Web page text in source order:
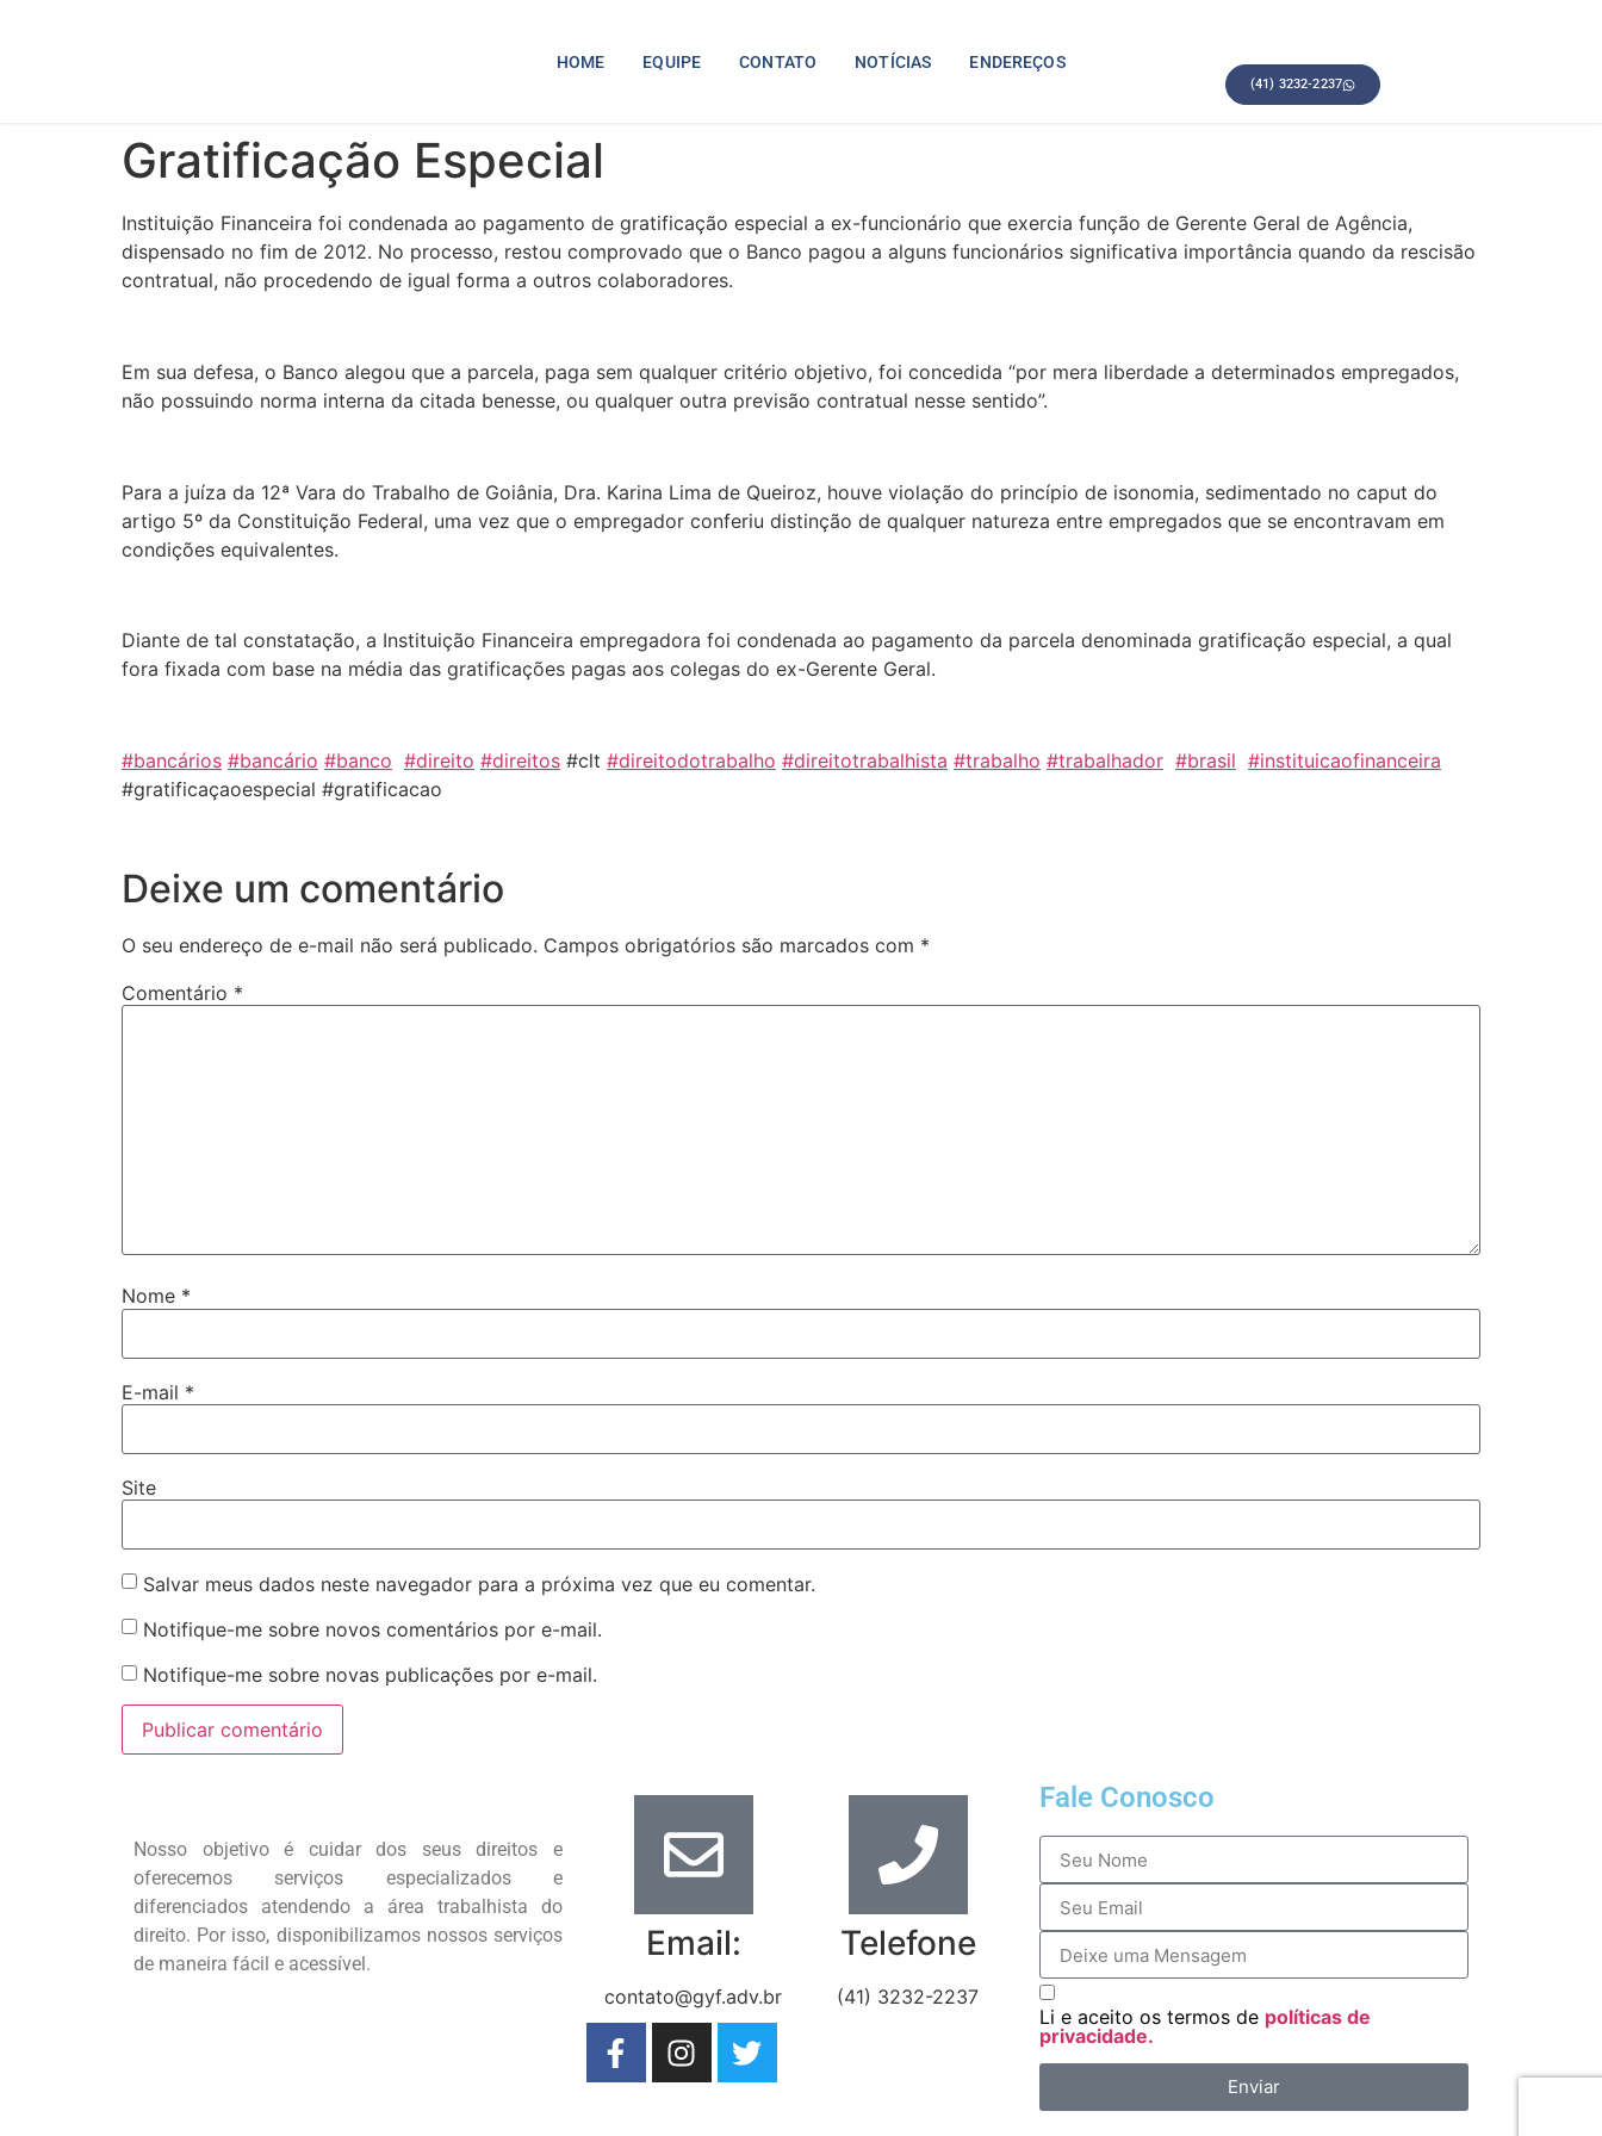
HOME EQUIPE CONTATO NOTÍCIAS ENDEREÇOS
(41) 3232-2237
Gratificação Especial
Instituição Financeira foi condenada ao pagamento de gratificação especial a ex-funcionário que exercia função de Gerente Geral de Agência,
dispensado no fim de 2012. No processo, restou comprovado que o Banco pagou a alguns funcionários significativa importância quando da rescisão
contratual, não procedendo de igual forma a outros colaboradores.
Em sua defesa, o Banco alegou que a parcela, paga sem qualquer critério objetivo, foi concedida “por mera liberdade a determinados empregados,
não possuindo norma interna da citada benesse, ou qualquer outra previsão contratual nesse sentido”.
Para a juíza da 12ª Vara do Trabalho de Goiânia, Dra. Karina Lima de Queiroz, houve violação do princípio de isonomia, sedimentado no caput do
artigo 5º da Constituição Federal, uma vez que o empregador conferiu distinção de qualquer natureza entre empregados que se encontravam em
condições equivalentes.
Diante de tal constatação, a Instituição Financeira empregadora foi condenada ao pagamento da parcela denominada gratificação especial, a qual
fora fixada com base na média das gratificações pagas aos colegas do ex-Gerente Geral.
#bancários #bancário #banco #direito #direitos #clt #direitodotrabalho #direitotrabalhista #trabalho #trabalhador #brasil #instituicaofinanceira
#gratificaçaoespecial #gratificacao
Deixe um comentário
O seu endereço de e-mail não será publicado. Campos obrigatórios são marcados com *
Comentário *
Nome *
E-mail *
Site
Salvar meus dados neste navegador para a próxima vez que eu comentar.
Notifique-me sobre novos comentários por e-mail.
Notifique-me sobre novas publicações por e-mail.
Nosso objetivo é cuidar dos seus direitos e
oferecemos serviços especializados e
diferenciados atendendo a área trabalhista do
direito. Por isso, disponibilizamos nossos serviços
de maneira fácil e acessível.
Email:
contato@gyf.adv.br
Telefone
(41) 3232-2237
Fale Conosco
Li e aceito os termos de políticas de
privacidade.
Enviar